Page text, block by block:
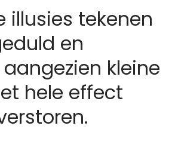
illusies tekenen
en
kleine
hele effect